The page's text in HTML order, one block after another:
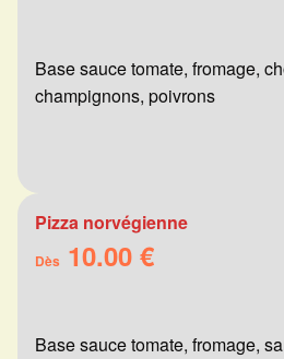
Base sauce tomate, fromage,
champignons, poivrons
Pizza norvégienne
Dès 10.00 €
Base sauce tomate, fromage,